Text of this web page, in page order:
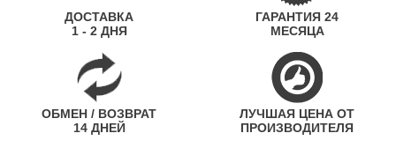
ДОСТАВКА
1 - 2 ДНЯ
ГАРАНТИЯ 24
МЕСЯЦА
ОБМЕН / ВОЗВРАТ
14 ДНЕЙ
ЛУЧШАЯ ЦЕНА ОТ
ПРОИЗВОДИТЕЛЯ